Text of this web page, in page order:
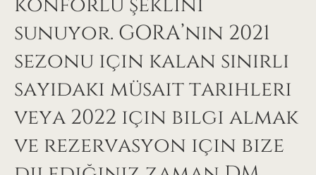
sunuyor. GORA’nın 2021
sezonu için kalan sınırlı
sayıdaki müsait tarihleri
veya 2022 için bilgi almak
ve rezervasyon için bize